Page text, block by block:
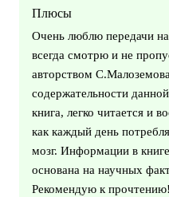
Плюсы
Очень люблю передачи на
всегда смотрю и не
авторством
содержательности
книга, легко читается и
как каждый день
мозг. Информации в
основана на научных
Рекомендую к